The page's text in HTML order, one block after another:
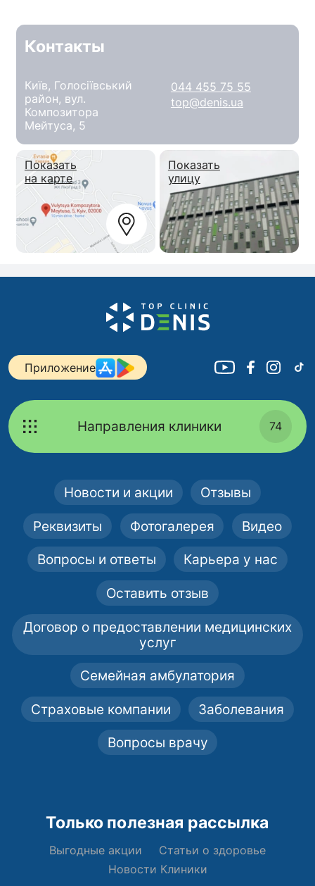
Контакты
Київ, Голосіївський
район, вул.
Композитора
Мейтуса, 5
044 455 75 55
top@denis.ua
Показать
на карте
Показать
улицу
Приложение
Направления клиники 74
Новости и акции Отзывы
Реквизиты Фотогалерея Видео
Вопросы и ответы Карьера у нас
Оставить отзыв
Договор о предоставлении медицинских
услуг
Семейная амбулатория
Страховые компании Заболевания
Вопросы врачу
Только полезная рассылка
Выгодные акции
Статьи о здоровье
Новости Клиники